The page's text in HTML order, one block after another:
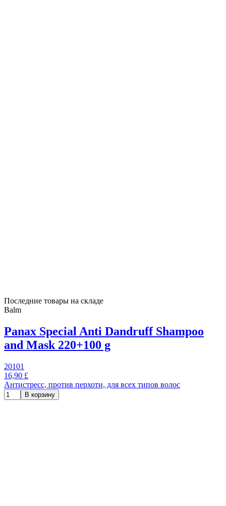
Последние товары на складе
Balm
Panax Special Anti Dandruff Shampoo
and Mask 220+100 g
20101
16,90 £
Антистресс, против перхоти, для всех типов волос
В корзину